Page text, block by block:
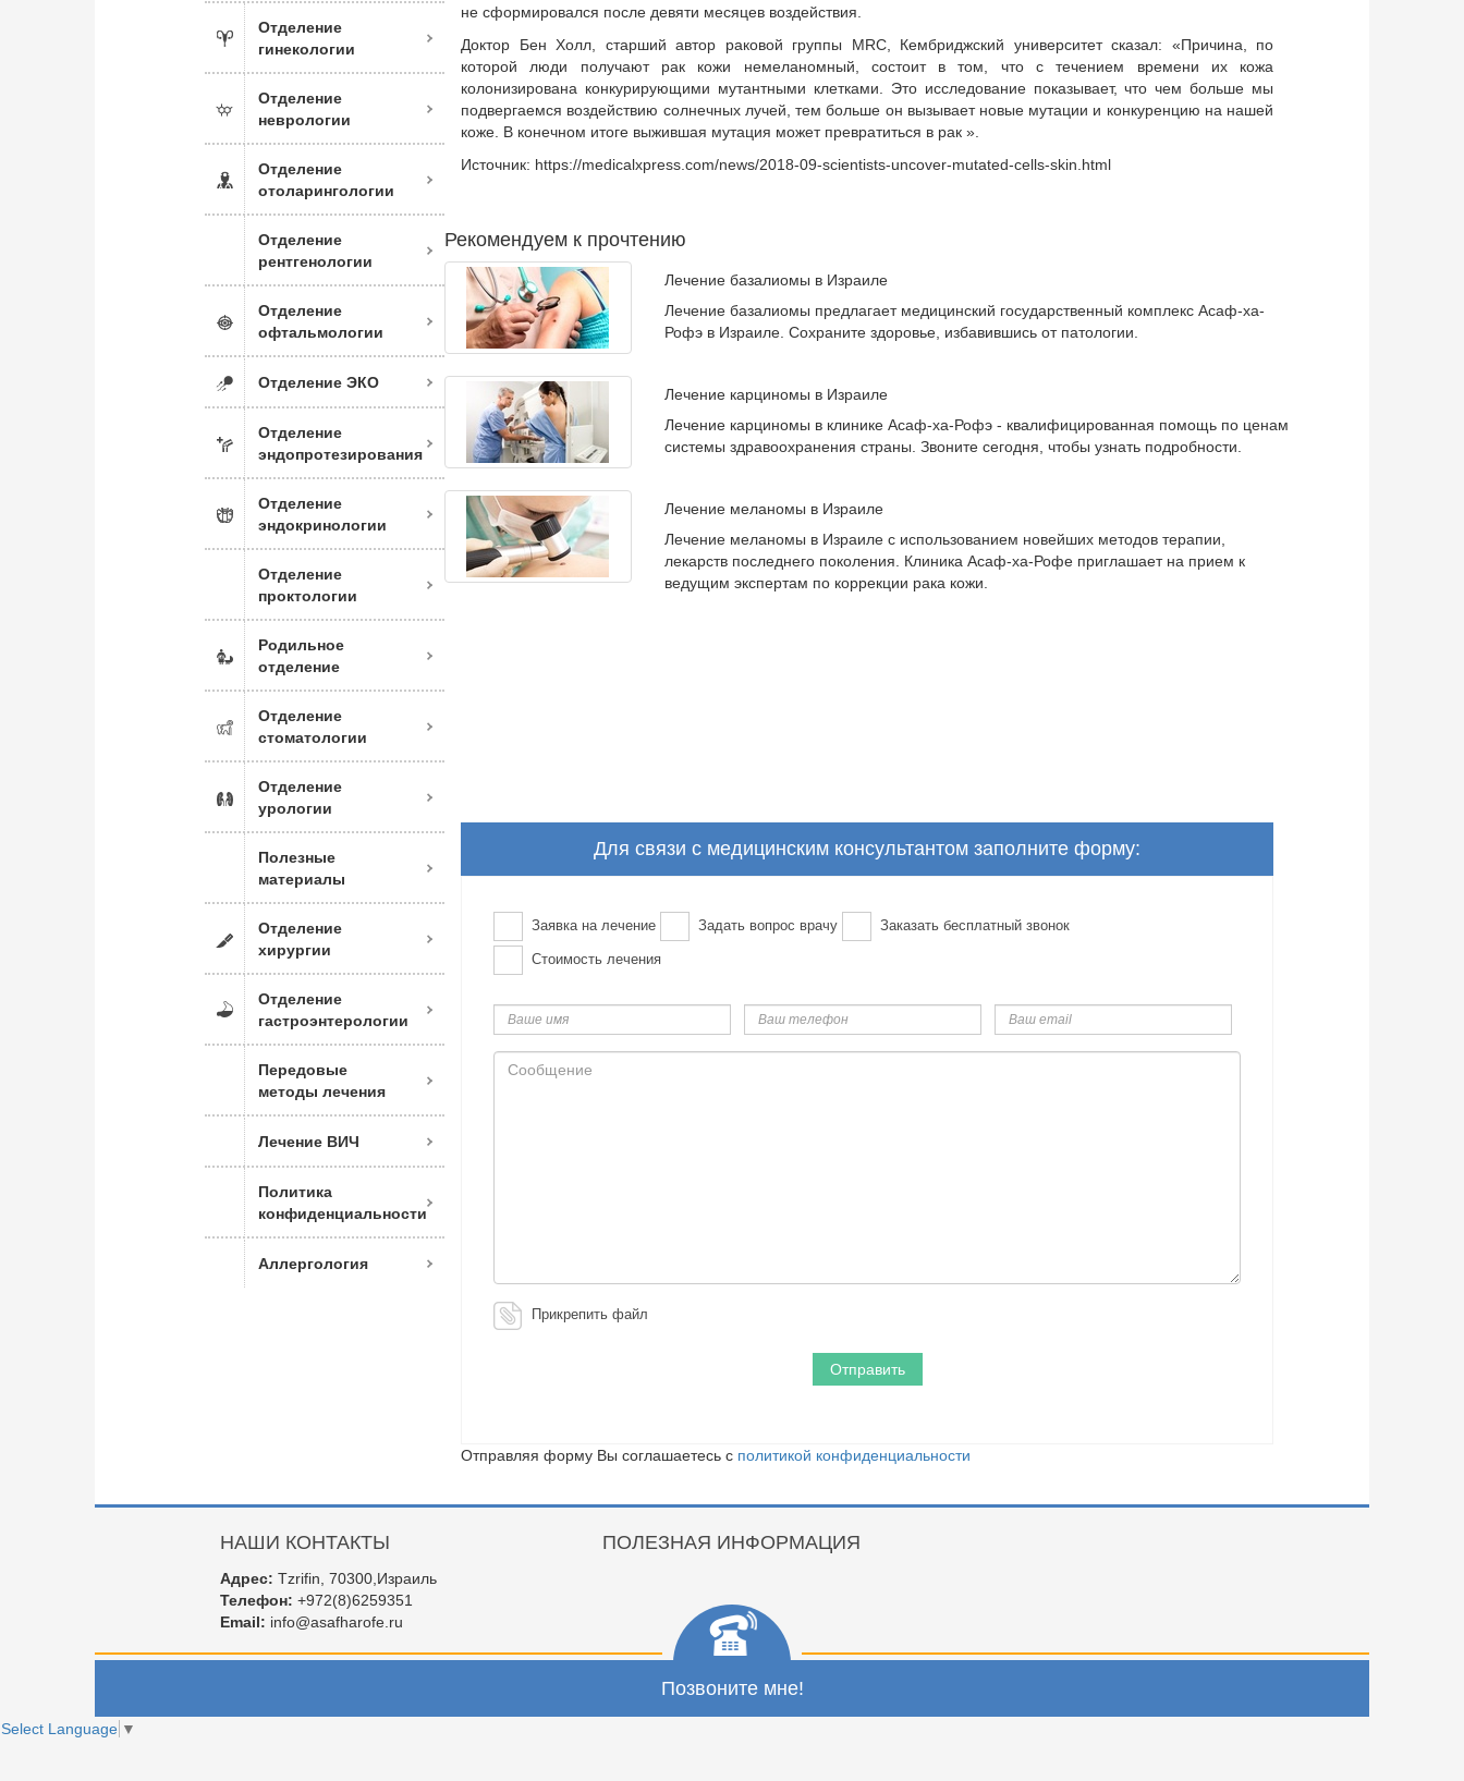
Отделение
гинекологии
Отделение
неврологии
Отделение
отоларингологии
Отделение
рентгенологии
Отделение
офтальмологии
Отделение ЭКО
Отделение
эндопротезирования
Отделение
эндокринологии
Отделение
проктологии
Родильное
отделение
Отделение
стоматологии
Отделение
урологии
Полезные
материалы
Отделение
хирургии
Отделение
гастроэнтерологии
Передовые
методы лечения
Лечение ВИЧ
Политика
конфиденциальности
Аллергология
не сформировался после девяти месяцев воздействия.
Доктор Бен Холл, старший автор раковой группы MRC, Кембриджский университет сказал: «Причина, по
которой люди получают рак кожи немеланомный, состоит в том, что с течением времени их кожа
колонизирована конкурирующими мутантными клетками. Это исследование показывает, что чем больше мы
подвергаемся воздействию солнечных лучей, тем больше он вызывает новые мутации и конкуренцию на нашей
коже. В конечном итоге выжившая мутация может превратиться в рак ».
Источник: https://medicalxpress.com/news/2018-09-scientists-uncover-mutated-cells-skin.html
Рекомендуем к прочтению
Лечение базалиомы в Израиле
Лечение базалиомы предлагает медицинский государственный комплекс Асаф-ха-
Рофэ в Израиле. Сохраните здоровье, избавившись от патологии.
Лечение карциномы в Израиле
Лечение карциномы в клинике Асаф-ха-Рофэ - квалифицированная помощь по ценам
системы здравоохранения страны. Звоните сегодня, чтобы узнать подробности.
Лечение меланомы в Израиле
Лечение меланомы в Израиле с использованием новейших методов терапии,
лекарств последнего поколения. Клиника Асаф-ха-Рофе приглашает на прием к
ведущим экспертам по коррекции рака кожи.
Для связи с медицинским консультантом заполните форму:
Заявка на лечение Задать вопрос врачу Заказать бесплатный звонок
Стоимость лечения
имя
телефон
email
Сообщение
Прикрепить файл
Отправляя форму Вы соглашаетесь с политикой конфиденциальности
НАШИ КОНТАКТЫ
Адрес: Tzrifin, 70300,Израиль
Телефон: +972(8)6259351
Email: info@asafharofe.ru
ПОЛЕЗНАЯ ИНФОРМАЦИЯ
Позвоните мне!
Select Language ▼